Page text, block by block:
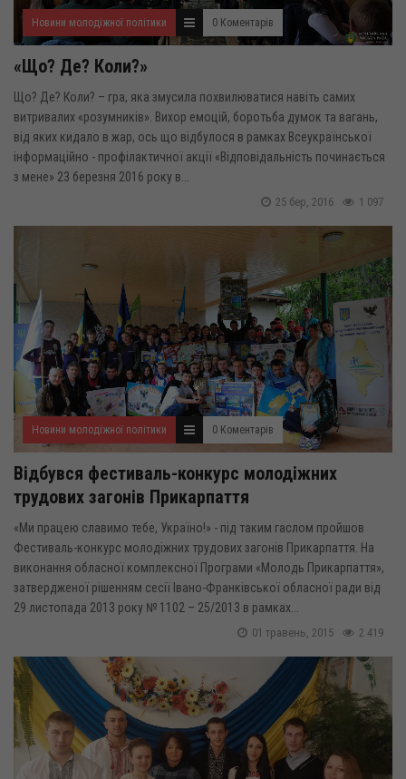
Новини молодіжної політики 0 Коментарів
«Що? Де? Коли?»
Що? Де? Коли? – гра, яка змусила похвилюватися навіть самих
витривалих «розумників». Вихор емоцій, боротьба думок та вагань,
від яких кидало в жар, ось що відбулося в рамках Всеукраїнської
інформаційно - профілактичної акції «Відповідальність починається
з мене» 23 березня 2016 року в...
1 097
25 бер, 2016
Новини молодіжної політики 0 Коментарів
Відбувся фестиваль-конкурс молодіжних
трудових загонів Прикарпаття
«Ми працею славимо тебе, Україно!» - під таким гаслом пройшов
Фестиваль-конкурс молодіжних трудових загонів Прикарпаття. На
виконання обласної комплексної Програми «Молодь Прикарпаття»,
затвердженої рішенням сесії Івано-Франківської обласної ради від
29 листопада 2013 року № 1102 – 25/2013 в рамках...
2 419
01 травень, 2015